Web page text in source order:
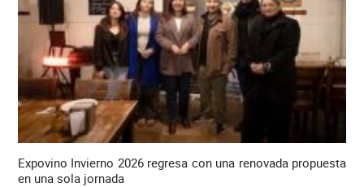
Expovino Invierno 2026 regresa con una renovada propuesta
en una sola jornada